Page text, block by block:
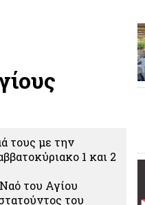
τους με την
1 και 2
του Αγίου
του